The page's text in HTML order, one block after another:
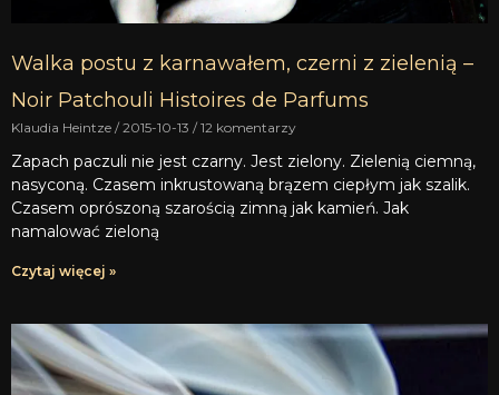
Walka postu z karnawałem, czerni z zielenią –
Noir Patchouli Histoires de Parfums
Klaudia Heintze 2015-10-13 12 komentarzy
Zapach paczuli nie jest czarny. Jest zielony. Zielenią ciemną,
nasyconą. Czasem inkrustowaną brązem ciepłym jak szalik.
Czasem oprószoną szarością zimną jak kamień. Jak
namalować zieloną
Czytaj więcej »